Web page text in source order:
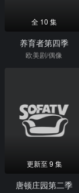
全 10 集
养育者第四季
欧美剧/偶像
更新至 9 集
唐顿庄园第二季